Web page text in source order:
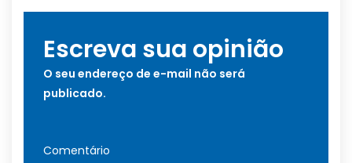
Escreva sua opinião
O seu endereço de e-mail não será
publicado.
Comentário